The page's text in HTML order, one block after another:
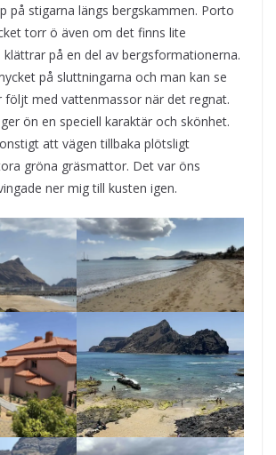
på stigarna längs bergskammen. Porto
torr ö även om det finns lite
på en del av bergsformationerna.
på sluttningarna och man kan se
följt med vattenmassor när det regnat.
ön en speciell karaktär och skönhet.
att vägen tillbaka plötsligt
gröna gräsmattor. Det var öns
ner mig till kusten igen.